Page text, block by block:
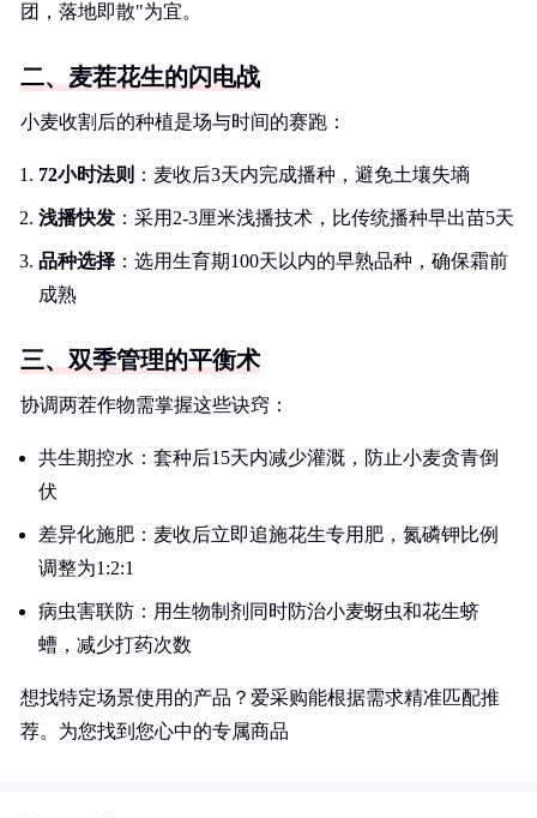
团，落地即散"为宜。
二、麦茬花生的闪电战
小麦收割后的种植是场与时间的赛跑：
72小时法则 ：麦收后3天内完成播种，避免土壤失墒
浅播快发 ：采用2-3厘米浅播技术，比传统播种早出苗5天
品种选择 ：选用生育期100天以内的早熟品种，确保霜前
成熟
三、双季管理的平衡术
协调两茬作物需掌握这些诀窍：
共生期控水：套种后15天内减少灌溉，防止小麦贪青倒
伏
差异化施肥：麦收后立即追施花生专用肥，氮磷钾比例
调整为1:2:1
病虫害联防：用生物制剂同时防治小麦蚜虫和花生蛴
螬，减少打药次数
想找特定场景使用的产品？爱采购能根据需求精准匹配推
荐。为您找到您心中的专属商品